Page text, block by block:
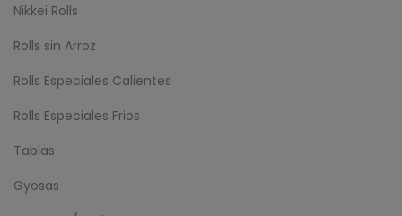
Nikkei Rolls
Rolls sin Arroz
Rolls Especiales Calientes
Rolls Especiales Frios
Tablas
Gyosas